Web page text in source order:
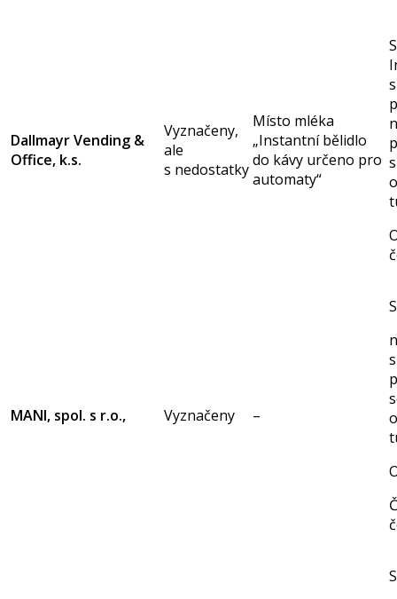
Dallmayr Vending &
Office, k.s.
Vyznačeny,
ale
s nedostatky
Místo mléka
„Instantní bělidlo
do kávy určeno pro
automaty“
MANI, spol. s r.o., Vyznačeny –